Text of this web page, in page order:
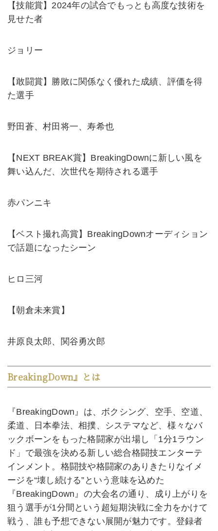
【技能賞​​】2024年の試合でもっとも高度な技術を
見せた者
ジョリー
【敢闘賞​​】勝敗に関係なく優れた成績、評価を得
た選手
野田蒼、村田将一、寿希也
【NEXT BREAK賞】BreakingDownに新しい風を
舞い込んだ、次世代を期待される選手
赤パンニキ
【ベスト撮れ高賞】BreakingDownオーディション
で話題になったシーン
ヒロ三河
【朝倉未来賞】
井原良太郎、関谷勇次郎
BreakingDown』とは
『BreakingDown』は、ボクシング、空手、空道、
柔道、日本拳法、相撲、システマなど、様々なバ
ックボーンをもった格闘家が出場し「1分1ラウン
ド」で最強を決める新しい総合格闘技エンターテ
インメント。格闘技や格闘家のありきたりなイメ
ージを“壊し続ける”という意味を込めた
『BreakingDown』の大会名の通り、成り上がりを
狙う選手が1分間という超短期決戦に全力をかけて
戦う、誰も予想できない展開が魅力です。登録者